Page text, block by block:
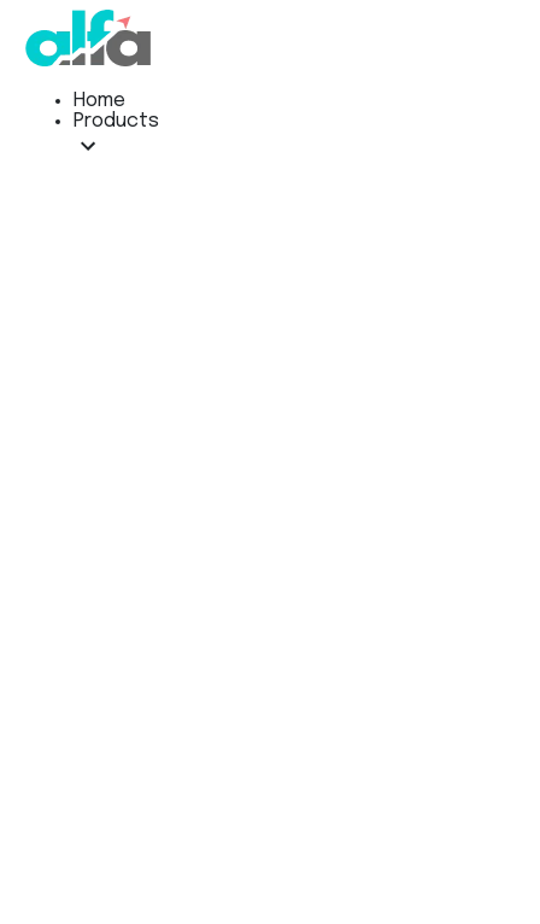
Home
Products